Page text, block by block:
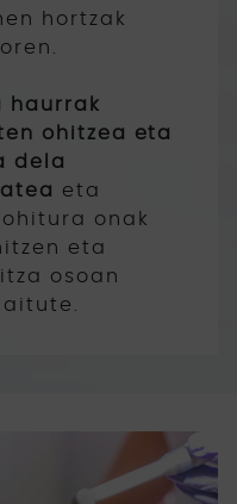
hortzak
haurrak
ohitzea eta
dela
eta
onak
eta
osoan